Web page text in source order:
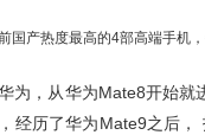
为，从华为Mate8开始就
经历了华为Mate9之后